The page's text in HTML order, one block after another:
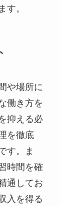
す。
や場所に
働き方を
抑える必
を徹底
す。ま
時間を確
通してお
入を得る